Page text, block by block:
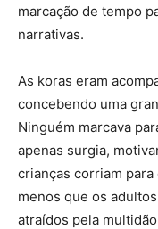
marcação de tempo
narrativas.
As koras eram
concebendo uma
Ninguém marcava
apenas surgia,
crianças corriam
menos que os
atraídos pela